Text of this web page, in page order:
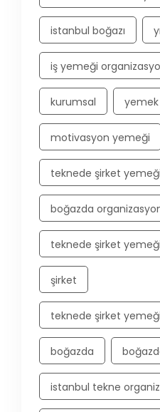
istanbul boğazı
iş yemeği
kurumsal yemek
motivasyon yemeği
teknede şirket
boğazda
teknede şirket yemeği
şirket
teknede şirket
boğazda
istanbul tekne